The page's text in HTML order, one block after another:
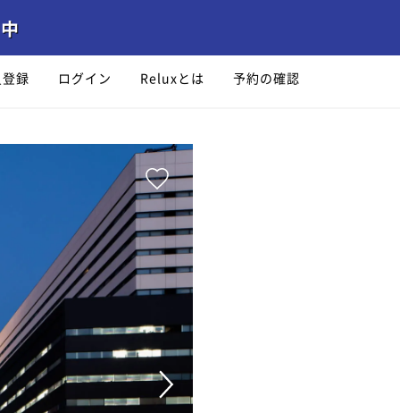
録 ログイン Reluxとは 予約の確認